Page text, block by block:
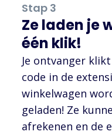
Stap 3
Ze laden je
één klik!
Je ontvanger
code in de
winkelwagen
geladen! Ze
afrekenen en de